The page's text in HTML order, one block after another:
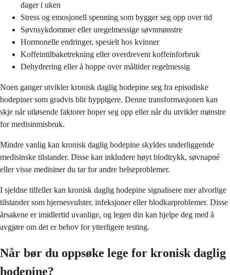
dager i uken
Stress og emosjonell spenning som bygger seg opp over tid
Søvnsykdommer eller uregelmessige søvnmønstre
Hormonelle endringer, spesielt hos kvinner
Koffeintilbaketrekning eller overdrevent koffeinforbruk
Dehydrering eller å hoppe over måltider regelmessig
Noen ganger utvikler kronisk daglig hodepine seg fra episodiske
hodepiner som gradvis blir hyppigere. Denne transformasjonen kan
skje når utløsende faktorer hoper seg opp eller når du utvikler mønstre
for medisinmisbruk.
Mindre vanlig kan kronisk daglig hodepine skyldes underliggende
medisinske tilstander. Disse kan inkludere høyt blodtrykk, søvnapné
eller visse medisiner du tar for andre helseproblemer.
I sjeldne tilfeller kan kronisk daglig hodepine signalisere mer alvorlige
tilstander som hjernesvulster, infeksjoner eller blodkarproblemer. Disse
årsakene er imidlertid uvanlige, og legen din kan hjelpe deg med å
avgjøre om det er behov for ytterligere testing.
Når bør du oppsøke lege for kronisk daglig
hodepine?